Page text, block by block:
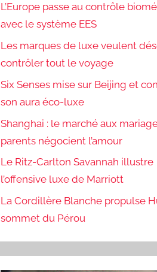
L’Europe passe au contrôle
avec le système EES
Les marques de luxe veulent
contrôler tout le voyage
Six Senses mise sur Beijing et
son aura éco-luxe
Shanghai : le marché aux
parents négocient l’amour
Le Ritz-Carlton Savannah illustre
l’offensive luxe de Marriott
La Cordillère Blanche propulse
sommet du Pérou